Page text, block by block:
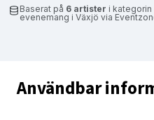
Baserat på 6 artister i
evenemang i Växjö via
Användbar